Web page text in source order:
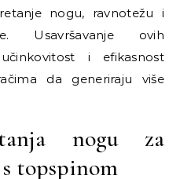
nogu, ravnotežu i
Usavršavanje ovih
i efikasnost
da generiraju više
nogu za
topspinom